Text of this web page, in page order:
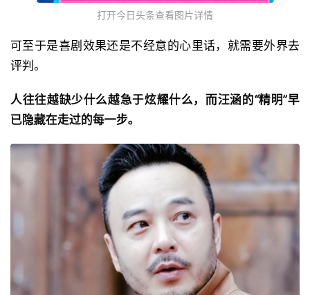
打开今日头条查看图片详情
可至于是喜剧效果还是不经意的心里话，就需要外界去
评判。
人往往越缺少什么越急于炫耀什么，而汪涵的“精明”早
已隐藏在走过的每一步。